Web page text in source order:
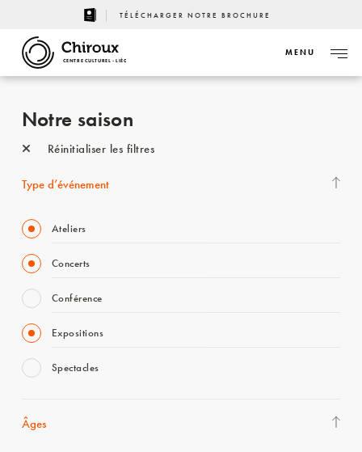
TÉLÉCHARGER NOTRE BROCHURE
CENTRE CULTUREL - LIÈGE
MENU
Notre saison
Réinitialiser les filtres
Type d’événement
Ateliers
Concerts
Conférence
Expositions
Spectacles
Âges